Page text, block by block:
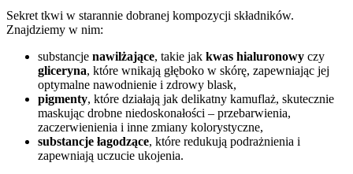
Sekret tkwi w starannie dobranej kompozycji składników.
Znajdziemy w nim:
substancje nawilżające, takie jak kwas hialuronowy czy
gliceryna, które wnikają głęboko w skórę, zapewniając jej
optymalne nawodnienie i zdrowy blask,
pigmenty, które działają jak delikatny kamuflaż, skutecznie
maskując drobne niedoskonałości – przebarwienia,
zaczerwienienia i inne zmiany kolorystyczne,
substancje łagodzące, które redukują podrażnienia i
zapewniają uczucie ukojenia.